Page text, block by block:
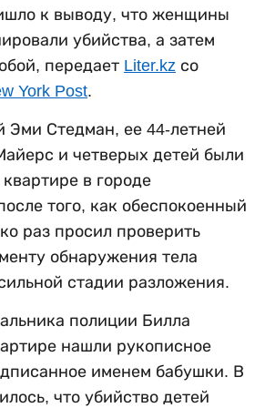
к выводу, что женщины
убийства, а затем
передает Liter.kz со
York Post.
Эми Стедман, ее 44-летней
и четверых детей были
в городе
того, как обеспокоенный
раз просил проверить
обнаружения тела
стадии разложения.
полиции Билла
нашли рукописное
именем бабушки. В
что убийство детей